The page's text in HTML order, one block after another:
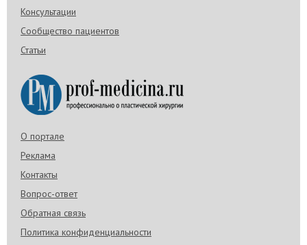
Консультации
Сообщество пациентов
Статьи
О портале
Реклама
Контакты
Вопрос-ответ
Обратная связь
Политика конфиденциальности